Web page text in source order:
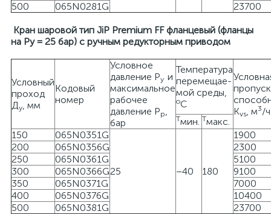
500 065N0281G 23700
Кран шаровой тип JiP Premium FF фланцевый (фланцы
на Ру = 25 бар) с ручным редукторным приводом
Условный
проход
Ду, мм
Кодовый
номер
Условное
давление Ру и
максимальное
рабочее
давление Рр,
бар
Температура
перемещае-
мой среды,
оС
Kvs, м3/ч
Тмин. Тмакс.
150
065N0351G
25 –40 180
1900
200
065N0356G
2300
250
065N0361G
5100
300
065N0366G
9100
350
065N0371G
7000
400
065N0376G
10400
500
065N0381G 23700